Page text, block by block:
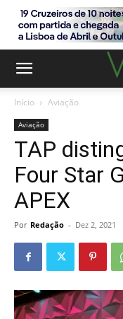
Início Aviação
Aviação
TAP
Four Star
APEX
Por Redação - Dez 2, 2021